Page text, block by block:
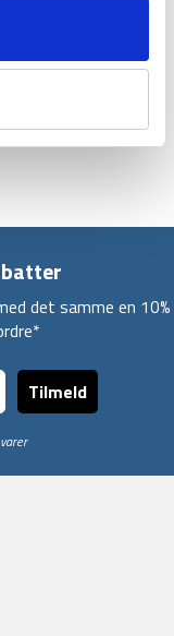
såkaldte
giver et ekstra
det samme en 10%
Tilmeld